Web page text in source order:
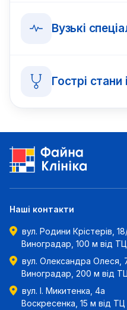
Вузькі
Гострі стани
Наші контакти
вул. Родини Крістерів,
Виноградар, 100 м від
вул. Олександра Олеся,
Виноградар, 200 м від
вул. І. Микитенка, 4а
Воскресенка, 15 м від